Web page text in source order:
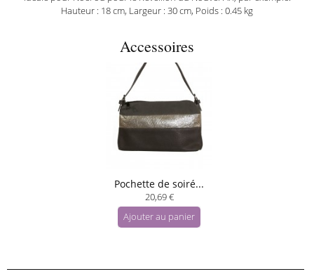
Hauteur : 18 cm, Largeur : 30 cm, Poids : 0.45 kg
Accessoires
Pochette de soiré...
20,69 €
Ajouter au panier